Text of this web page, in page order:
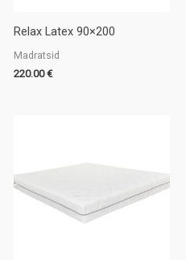
Relax Latex 90×200
Madratsid
220.00€